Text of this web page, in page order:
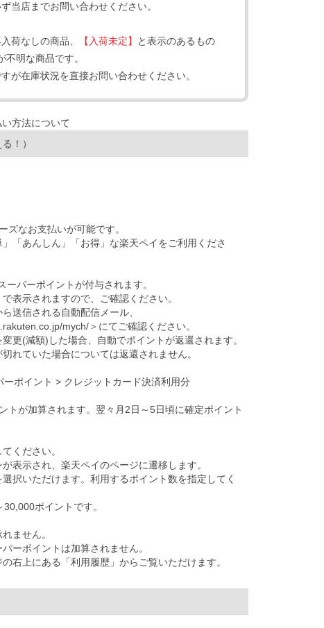
当店までお問い合わせください。
荷なしの商品、 【入荷未定】
と表示のあるもの
不明な商品です。
が在庫状況を直接お問い合わせください。
！）
ズなお支払いが可能です。
「あんしん」「お得」な楽天ペイをご利用くださ
ーパーポイントが付与されます。
表示されますので、ご確認ください。
送信される自動配信メール、
mych/＞にてご確認ください。
更(減額)した場合、自動でポイントが返還されます。
れていた場合については返還されません。
ポイント > クレジットカード決済利用分
トが加算されます。翌々月2日～5日頃に確定ポイント
ください。
表示され、楽天ペイのページに遷移します。
択いただけます。利用するポイント数を指定してく
ポイントです。
ません。
ーポイントは加算されません。
右上にある「利用履歴」からご覧いただけます。